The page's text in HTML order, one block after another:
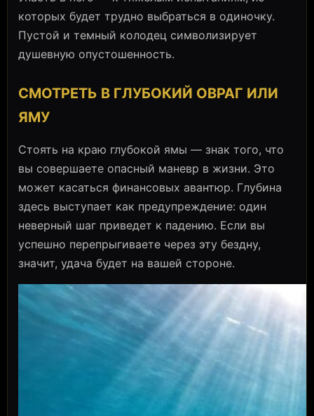
которых будет трудно выбраться в одиночку.
Пустой и темный колодец символизирует
душевную опустошенность.
СМОТРЕТЬ В ГЛУБОКИЙ ОВРАГ ИЛИ
ЯМУ
Стоять на краю глубокой ямы — знак того, что
вы совершаете опасный маневр в жизни. Это
может касаться финансовых авантюр. Глубина
здесь выступает как предупреждение: один
неверный шаг приведет к падению. Если вы
успешно перепрыгиваете через эту бездну,
значит, удача будет на вашей стороне.